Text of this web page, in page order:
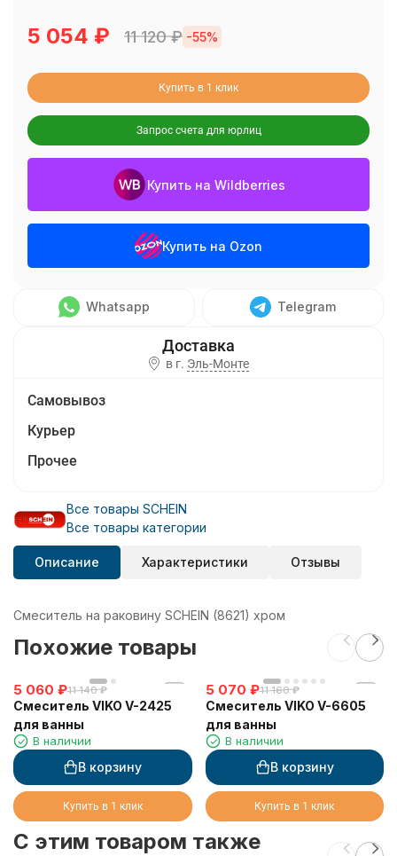
5 054 ₽ 11 120₽ -55%
Купить в 1 клик
Запрос счета для юрлиц
Купить на Wildberries
Купить на Ozon
Whatsapp Telegram
в г. Эль-Монте
Самовывоз
Курьер
Прочее
Все товары SCHEIN
Все товары категории
Описание Характеристики Отзывы
Смеситель на раковину SCHEIN (8621) хром
Похожие товары
5 060 ₽11 140 ₽
Смеситель VIKO V-2425
для ванны
В наличии
В корзину
Купить в 1 клик
5 070 ₽11 160 ₽
Смеситель VIKO V-6605
для ванны
В наличии
В корзину
Купить в 1 клик
C этим товаром также